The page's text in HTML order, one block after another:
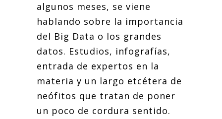
algunos meses, se viene
hablando sobre la importancia
del Big Data o los grandes
datos. Estudios, infografías,
entrada de expertos en la
materia y un largo etcétera de
neófitos que tratan de poner
un poco de cordura sentido.